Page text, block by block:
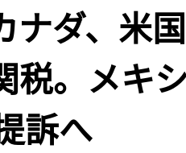
ナダ、米
税。メキ
訴へ